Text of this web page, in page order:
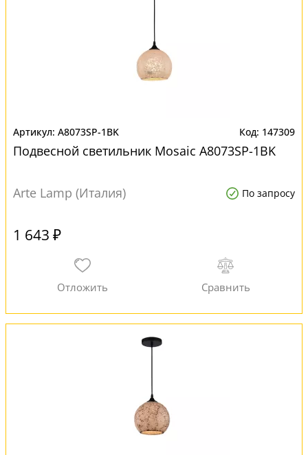
A8073SP-1BK 147309
Подвесной светильник Mosaic A8073SP-1BK
Arte Lamp (Италия) По запросу
1 643 ₽